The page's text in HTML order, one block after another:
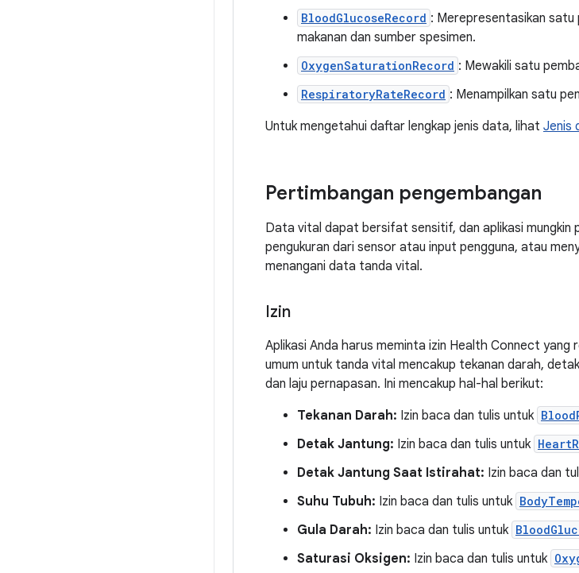
BloodGlucoseRecord : Merepresentasikan satu
makanan dan sumber spesimen.
OxygenSaturationRecord : Mewakili satu
RespiratoryRateRecord : Menampilkan satu
Untuk mengetahui daftar lengkap jenis data, lihat Jenis
Pertimbangan pengembangan
Data vital dapat bersifat sensitif, dan aplikasi mungkin
pengukuran dari sensor atau input pengguna, atau
menangani data tanda vital.
Izin
Aplikasi Anda harus meminta izin Health Connect
umum untuk tanda vital mencakup tekanan darah,
dan laju pernapasan. Ini mencakup hal-hal berikut:
Tekanan Darah: Izin baca dan tulis untuk
Detak Jantung: Izin baca dan tulis untuk
Detak Jantung Saat Istirahat: Izin baca dan
Suhu Tubuh: Izin baca dan tulis untuk
Gula Darah: Izin baca dan tulis untuk
Saturasi Oksigen: Izin baca dan tulis untuk